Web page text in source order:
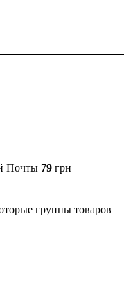
Почты 79 грн
группы товаров